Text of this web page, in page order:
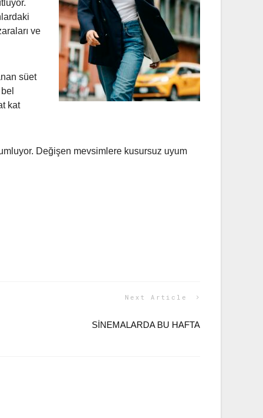
ve
süet
kat
Değişen mevsimlere kusursuz uyum
Next Article
SİNEMALARDA BU HAFTA